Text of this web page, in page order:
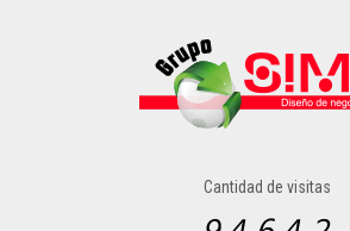
Cantidad de visitas